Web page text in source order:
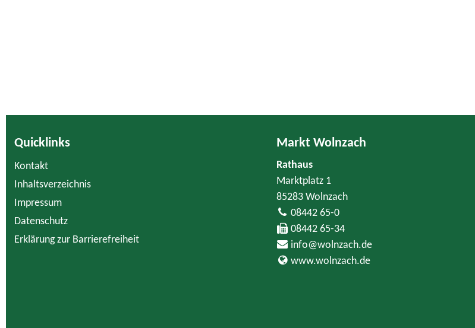
Quicklinks
Kontakt
Inhaltsverzeichnis
Impressum
Datenschutz
Erklärung zur Barrierefreiheit
Markt Wolnzach
Rathaus
Marktplatz 1
85283 Wolnzach
08442 65-0
08442 65-34
info@wolnzach.de
www.wolnzach.de